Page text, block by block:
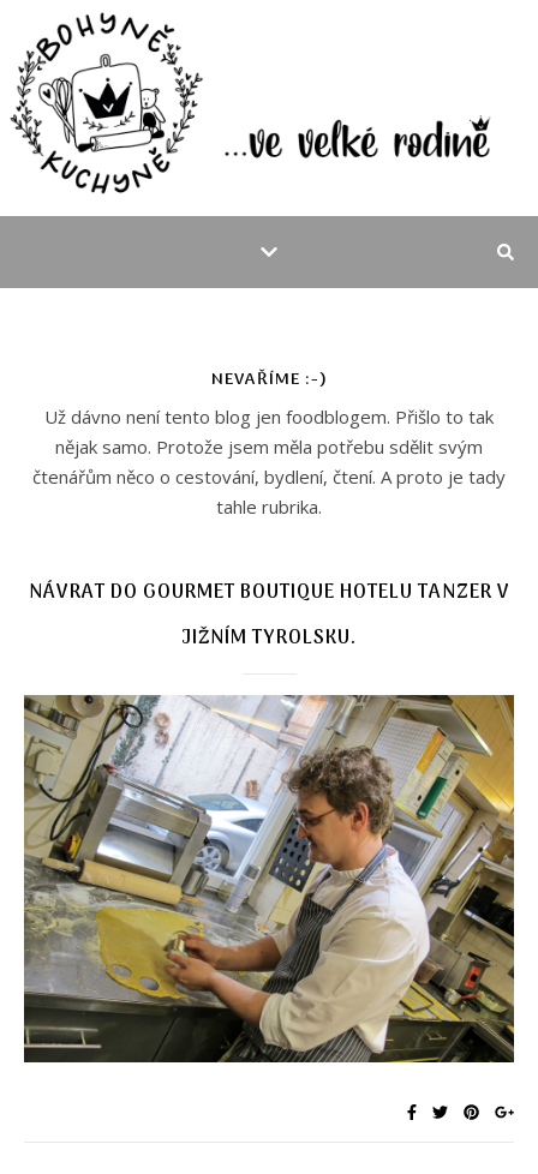
NEVAŘÍME :-)
Už dávno není tento blog jen foodblogem. Přišlo to tak
nějak samo. Protože jsem měla potřebu sdělit svým
čtenářům něco o cestování, bydlení, čtení. A proto je tady
tahle rubrika.
NÁVRAT DO GOURMET BOUTIQUE HOTELU TANZER V
JIŽNÍM TYROLSKU.